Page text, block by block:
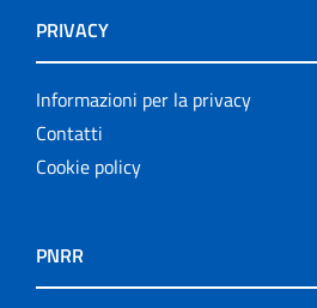
PRIVACY
Informazioni per la privacy
Contatti
Cookie policy
PNRR